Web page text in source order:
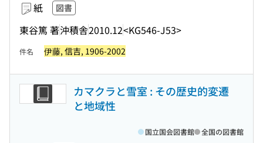
紙 図書
東谷篤 著沖積舎2010.12<KG546-J53>
件名 伊藤, 信吉, 1906-2002
カマクラと雪室 : その歴史的変遷
と地域性
国立国会図書館 全国の図書館